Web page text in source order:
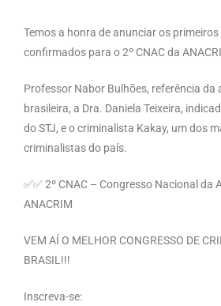
Temos a honra de anunciar os
confirmados para o 2º CNAC da
Professor Nabor Bulhões, referência da
brasileira, a Dra. Daniela Teixeira,
do STJ, e o criminalista Kakay, um dos
criminalistas do país.
✅✅ 2º CNAC – Congresso Nacional da
ANACRIM
VEM AÍ O MELHOR CONGRESSO DE
BRASIL!!!
Inscreva-se: